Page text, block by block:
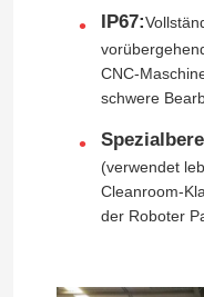
Geschickte Hand
IP67:
CNC-
schwere
(verwendet
Cleanroom-
der Roboter